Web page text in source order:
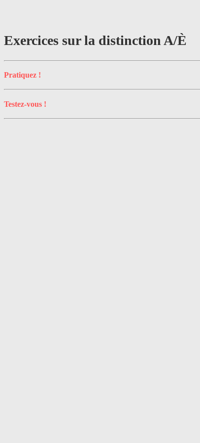
Exercices sur la distinction A/È
Pratiquez !
Testez-vous !